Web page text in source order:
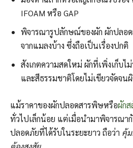
IFOAM หรือ GAP
พิจารณารูปลักษณ์ของผัก ผักปลอ
จากแมลงบ้าง ซึ่งถือเป็นเรื่องปกติ
สังเกตความสดใหม่ ผักที่เพิ่งเก็บไ
และสีธรรมชาติโดยไม่เขียวจัดจน
แม้ราคาของผักปลอดสารพิษหรือผักส
ทั่วไปเล็กน้อย แต่เมื่อนำมาพิจารณ
ปลอดภัยที่ได้รับในระยะยาว ถือว่า คุ้ม